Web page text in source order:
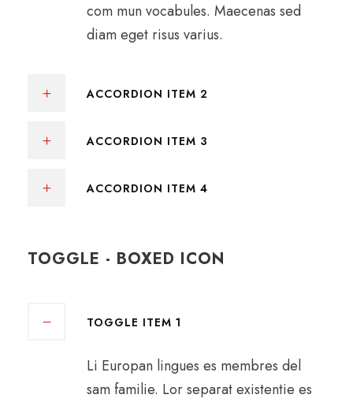
com mun vocabules. Maecenas sed
diam eget risus varius.
ACCORDION ITEM 2
ACCORDION ITEM 3
ACCORDION ITEM 4
TOGGLE - BOXED ICON
TOGGLE ITEM 1
Li Europan lingues es membres del
sam familie. Lor separat existentie es